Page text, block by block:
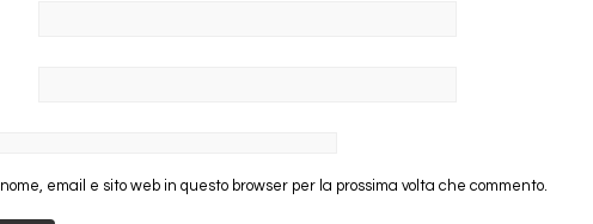
email e sito web in questo browser per la prossima volta che commento.